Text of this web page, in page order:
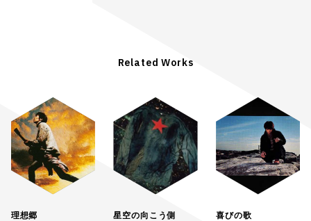
Related Works
理想郷
星空の向こう側
喜びの歌